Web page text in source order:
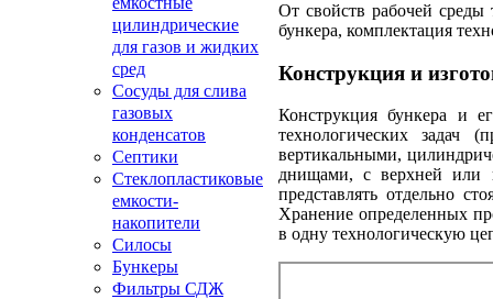
цилиндрические
для газов и жидких
сред
Сосуды для слива
газовых
конденсатов
Септики
Стеклопластиковые
емкости-
накопители
Силосы
Бункеры
Фильтры СДЖ
От свойств рабочей
бункера, комплектация
Конструкция и
Конструкция бункера и
технологических задач
вертикальными,
днищами, с верхней или
представлять отдельно
Хранение определенных
в одну технологическую